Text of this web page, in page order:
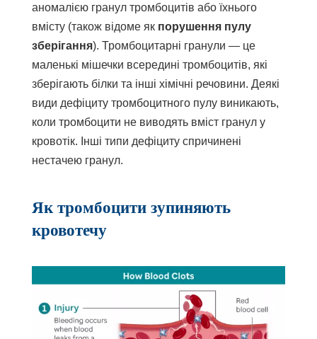
аномалією гранул тромбоцитів або їхнього
вмісту (також відоме як порушення пулу
зберігання). Тромбоцитарні гранули — це
маленькі мішечки всередині тромбоцитів, які
зберігають білки та інші хімічні речовини. Деякі
види дефіциту тромбоцитного пулу виникають,
коли тромбоцити не виводять вміст гранул у
кровотік. Інші типи дефіциту спричинені
нестачею гранул.
Як тромбоцити зупиняють
кровотечу